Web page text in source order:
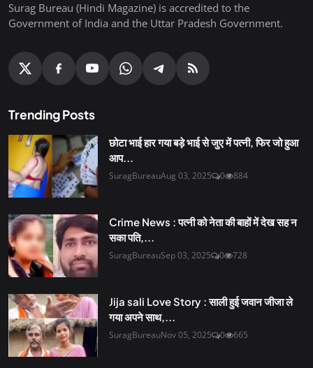
Surag Bureau (Hindi Magazine) is accredited to the
Government of India and the Uttar Pradesh Government.
Trending Posts
छोटा भाई हार गया बड़े भाई से जुए में पत्नी, फिर जो हुआ
आप...
SuragBureauAug 03, 2025 0 884
Crime News : पत्नी को नेता की बाहों में देख सह न
सका पति,...
SuragBureauSep 03, 2025 0 728
Jija sali Love Story : साली हुई जवान जीजा ले
गया अपने साथ,...
SuragBureauNov 05, 2025 0 665